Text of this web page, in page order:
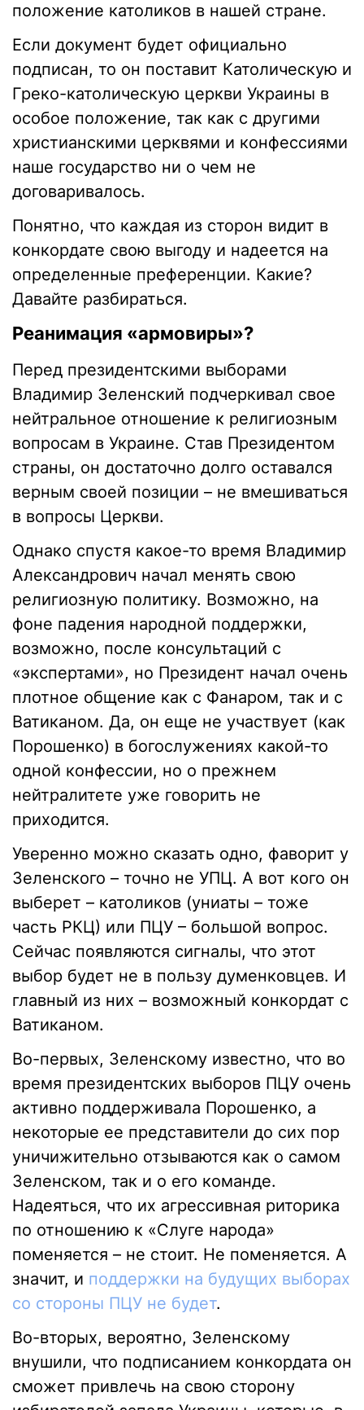
положение католиков в нашей стране.
Если документ будет официально
подписан, то он поставит Католическую и
Греко-католическую церкви Украины в
особое положение, так как с другими
христианскими церквями и конфессиями
наше государство ни о чем не
договаривалось.
Понятно, что каждая из сторон видит в
конкордате свою выгоду и надеется на
определенные преференции. Какие?
Давайте разбираться.
Реанимация «армовиры»?
Перед президентскими выборами
Владимир Зеленский подчеркивал свое
нейтральное отношение к религиозным
вопросам в Украине. Став Президентом
страны, он достаточно долго оставался
верным своей позиции – не вмешиваться
в вопросы Церкви.
Однако спустя какое-то время Владимир
Александрович начал менять свою
религиозную политику. Возможно, на
фоне падения народной поддержки,
возможно, после консультаций с
«экспертами», но Президент начал очень
плотное общение как с Фанаром, так и с
Ватиканом. Да, он еще не участвует (как
Порошенко) в богослужениях какой-то
одной конфессии, но о прежнем
нейтралитете уже говорить не
приходится.
Уверенно можно сказать одно, фаворит у
Зеленского – точно не УПЦ. А вот кого он
выберет – католиков (униаты – тоже
часть РКЦ) или ПЦУ – большой вопрос.
Сейчас появляются сигналы, что этот
выбор будет не в пользу думенковцев. И
главный из них – возможный конкордат с
Ватиканом.
Во-первых, Зеленскому известно, что во
время президентских выборов ПЦУ очень
активно поддерживала Порошенко, а
некоторые ее представители до сих пор
уничижительно отзываются как о самом
Зеленском, так и о его команде.
Надеяться, что их агрессивная риторика
по отношению к «Слуге народа»
поменяется – не стоит. Не поменяется. А
значит, и поддержки на будущих выборах
со стороны ПЦУ не будет.
Во-вторых, вероятно, Зеленскому
внушили, что подписанием конкордата он
сможет привлечь на свою сторону